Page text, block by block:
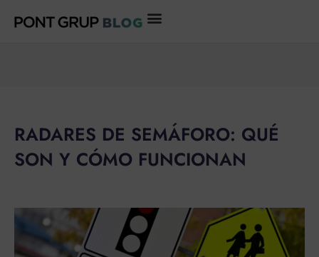
RADARES DE SEMÁFORO: QUÉ
SON Y CÓMO FUNCIONAN